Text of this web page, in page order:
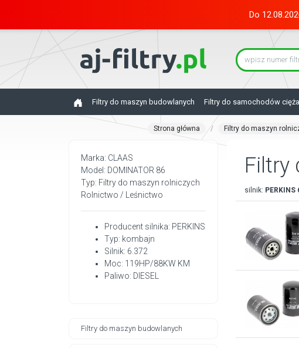
Do
Filtry do maszyn budowlanych Filtry do samochodów
Strona główna Filtry do maszyn
Marka: CLAAS
Model: DOMINATOR 86
Typ: Filtry do maszyn rolniczych
Rolnictwo / Leśnictwo
Producent silnika: PERKINS
Typ: kombajn
Silnik: 6.372
Moc: 119HP/88KW KM
Paliwo: DIESEL
Filtry do maszyn budowlanych
Filtry
silnik: PERKINS